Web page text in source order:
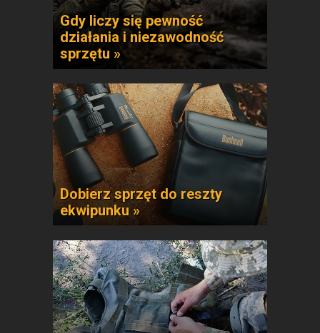
Gdy liczy się pewność
działania i niezawodność
sprzętu »
Dobierz sprzęt do reszty
ekwipunku »